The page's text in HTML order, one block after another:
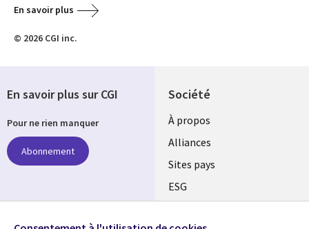
En savoir plus
© 2026 CGI inc.
Société
À propos
Alliances
Sites pays
ESG
En savoir plus sur CGI
Pour ne rien manquer
Abonnement